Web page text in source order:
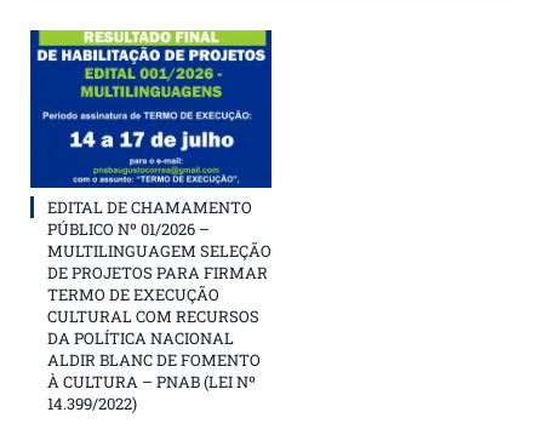
EDITAL DE CHAMAMENTO
PÚBLICO Nº 01/2026 –
MULTILINGUAGEM SELEÇÃO
DE PROJETOS PARA FIRMAR
TERMO DE EXECUÇÃO
CULTURAL COM RECURSOS
DA POLÍTICA NACIONAL
ALDIR BLANC DE FOMENTO
À CULTURA – PNAB (LEI Nº
14.399/2022)